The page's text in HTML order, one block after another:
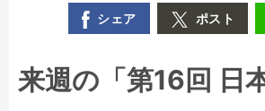
シェア ポスト
来週の「第16回 日